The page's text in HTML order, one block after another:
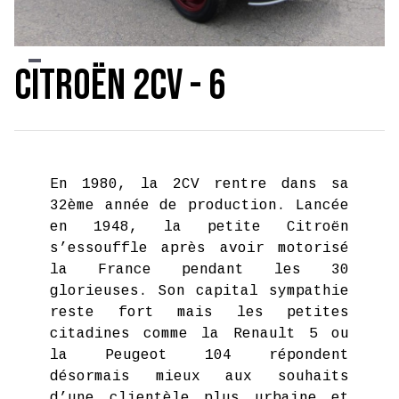
Citroën 2CV - 6
En 1980, la 2CV rentre dans sa
32ème année de production. Lancée
en 1948, la petite Citroën
s’essouffle après avoir motorisé
la France pendant les 30
glorieuses. Son capital sympathie
reste fort mais les petites
citadines comme la Renault 5 ou
la Peugeot 104 répondent
désormais mieux aux souhaits